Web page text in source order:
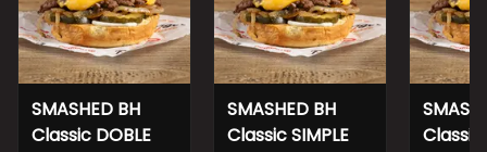
SMASHED BH
Classic DOBLE
SMASHED BH
Classic SIMPLE
Classic